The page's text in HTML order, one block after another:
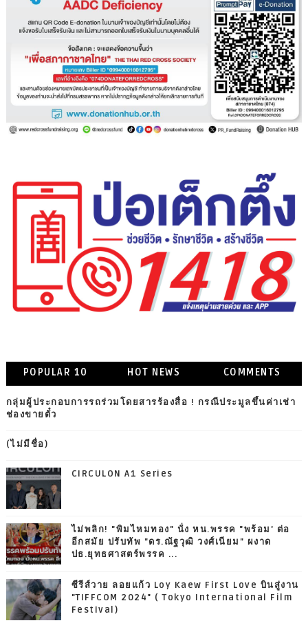
POPULAR 10 HOT NEWS COMMENTS
กลุ่มผู้ประกอบการรถร่วมโดยสารร้องสื่อ ! กรณีประมูลขึ้นค่าเช่า
ช่องขายตั๋ว
(ไม่มีชื่อ)
CIRCULON A1 Series
ไม่พลิก! "พิมไหมทอง" นั่ง หน.พรรค "พร้อม' ต่อ
อีกสมัย ปรับทัพ "ดร.ณัฐวุฒิ วงศ์เนียม" ผงาด
ปธ.ยุทธศาสตร์พรรค ...
ซีรีส์วาย ลอยแก้ว Loy Kaew First Love บินสู่งาน
"TIFFCOM 2024" ( Tokyo International Film
Festival)